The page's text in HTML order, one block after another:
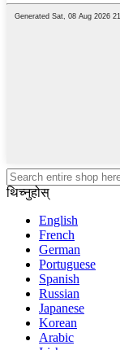
थिच्नुहोस्
English
French
German
Portuguese
Spanish
Russian
Japanese
Korean
Arabic